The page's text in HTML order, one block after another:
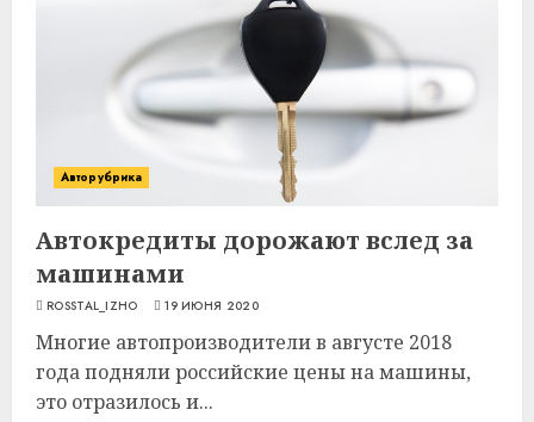
Авторубрика
Автокредиты дорожают вслед за
машинами
ROSSTAL_IZHO 19 ИЮНЯ 2020
Многие автопроизводители в августе 2018
года подняли российские цены на машины,
это отразилось и...